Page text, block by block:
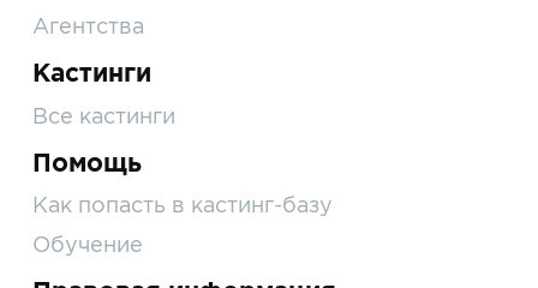
Агентства
Кастинги
Все кастинги
Помощь
Как попасть в кастинг-базу
Обучение